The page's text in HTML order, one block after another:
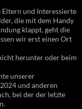
und Interessierte
die mit dem Handy
klappt, geht die
wir erst einen Ort
herunter oder beim
unserer
und anderen
bei der der letzte